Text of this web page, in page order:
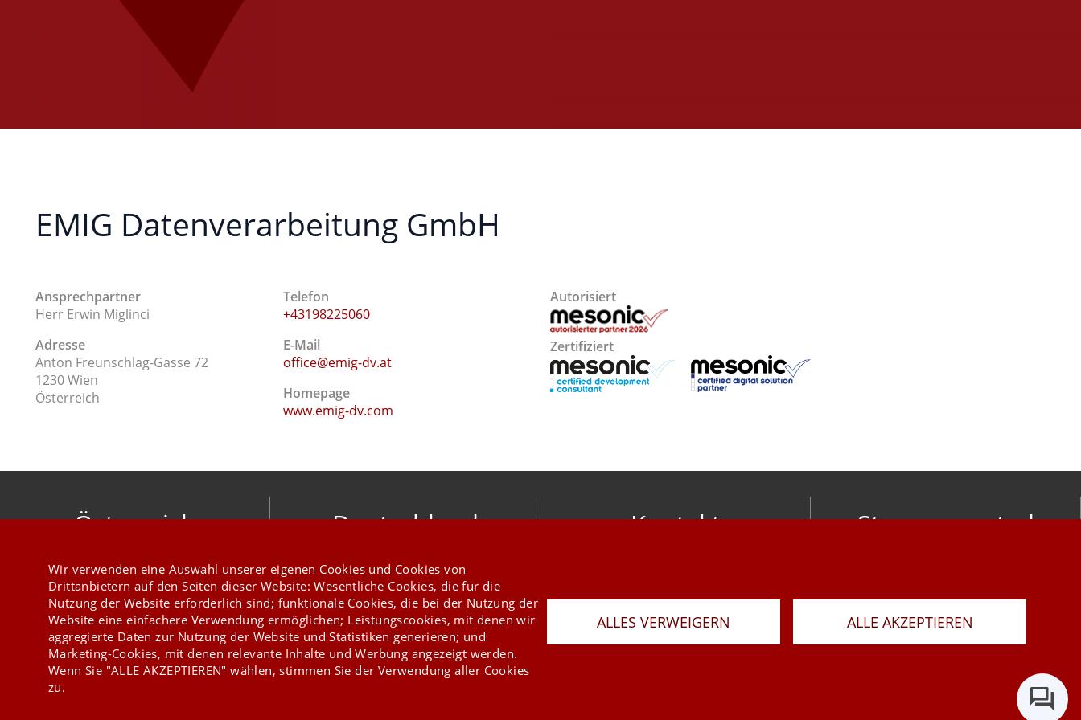
EMIG Datenverarbeitung GmbH
Ansprechpartner
Herr Erwin Miglinci
Adresse
Anton Freunschlag-Gasse 72
1230 Wien
Österreich
Telefon
+43198225060
E-Mail
office@emig-dv.at
Homepage
www.emig-dv.com
Autorisiert
Zertifiziert
Österreich
m.b.h.
Herzog-Friedrich-Platz 1 3001 Mauerbach
+43 1 970 300
Deutschland
Hirschberger Str. 18 27383 Scheeßel
+49 4263 9390 0
Kontakt Stay connected
Wir verwenden eine Auswahl unserer eigenen Cookies und Cookies von
Drittanbietern auf den Seiten dieser Website: Wesentliche Cookies, die für die
Nutzung der Website erforderlich sind; funktionale Cookies, die bei der Nutzung der
Website eine einfachere Verwendung ermöglichen; Leistungscookies, mit denen wir
aggregierte Daten zur Nutzung der Website und Statistiken generieren; und
Marketing-Cookies, mit denen relevante Inhalte und Werbung angezeigt werden.
Wenn Sie "ALLE AKZEPTIEREN" wählen, stimmen Sie der Verwendung aller Cookies
zu.
ALLES VERWEIGERN ALLE AKZEPTIEREN